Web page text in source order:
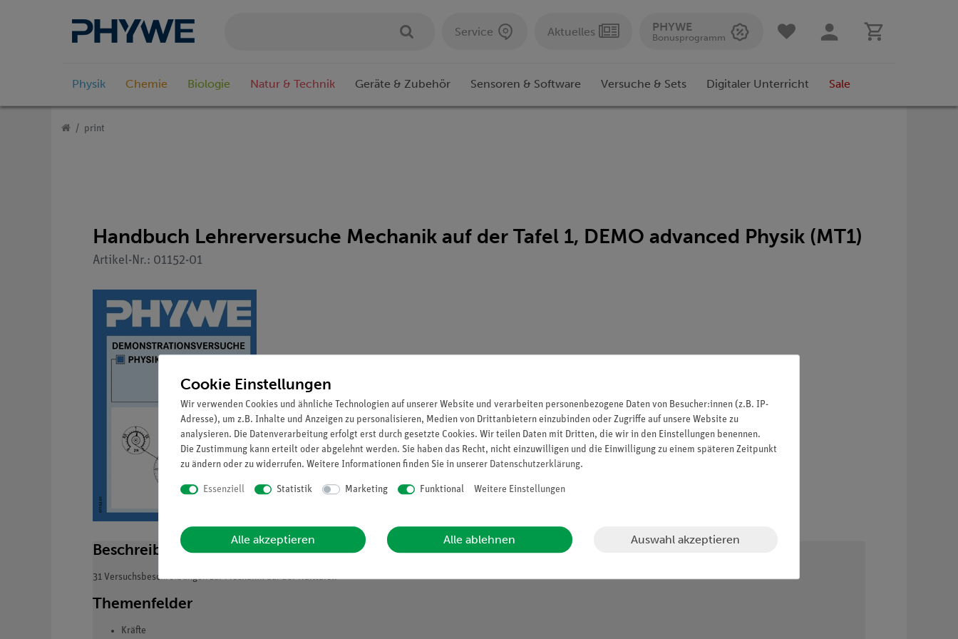
Service Aktuelles PHYWE
Bonusprogramm
Physik Chemie Biologie Natur & Technik Geräte & Zubehör Sensoren & Software Versuche & Sets Digitaler Unterricht Sale
print
Handbuch Lehrerversuche Mechanik auf der Tafel 1, DEMO advanced Physik (MT1)
Artikel-Nr.: 01152-01
Beschreibung
31 Versuchsbeschreibungen zur Mechanik auf der Hafttafel.
Themenfelder
Kräfte
Cookie Einstellungen
Wir verwenden Cookies und ähnliche Technologien auf unserer Website und verarbeiten personenbezogene Daten von Besucher:innen (z.B. IP-
Adresse), um z.B. Inhalte und Anzeigen zu personalisieren, Medien von Drittanbietern einzubinden oder Zugriffe auf unsere Website zu
analysieren. Die Datenverarbeitung erfolgt erst durch gesetzte Cookies. Wir teilen Daten mit Dritten, die wir in den Einstellungen benennen.
Die Zustimmung kann erteilt oder abgelehnt werden. Sie haben das Recht, nicht einzuwilligen und die Einwilligung zu einem späteren Zeitpunkt
zu ändern oder zu widerrufen. Weitere Informationen finden Sie in unserer Daten­schutz­erklärung.
Essenziell Statistik Marketing Funktional Weitere Einstellungen
Alle akzeptieren Alle ablehnen Auswahl akzeptieren